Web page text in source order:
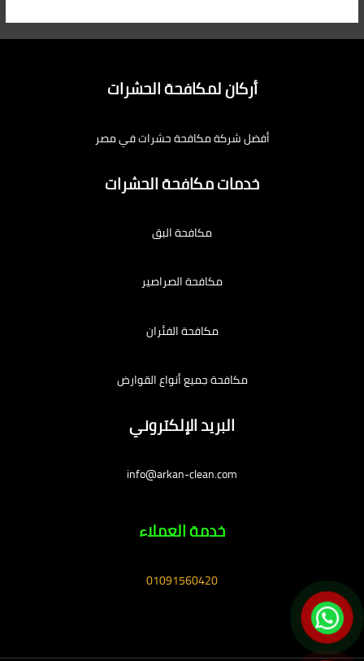
أركان لمكافحة الحشرات
أفضل شركة مكافحة حشرات في مصر
خدمات مكافحة الحشرات
مكافحة البق
مكافحة الصراصير
مكافحة الفئران
مكافحة جميع أنواع القوارض
البريد الإلكتروني
info@arkan-clean.com
خدمة العملاء
01091560420